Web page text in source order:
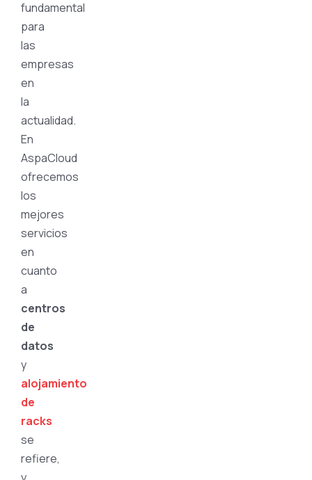
fundamental
para
las
empresas
en
la
actualidad.
En
AspaCloud
ofrecemos
los
mejores
servicios
en
cuanto
a
centros
de
datos
y
alojamiento
de
racks
se
refiere,